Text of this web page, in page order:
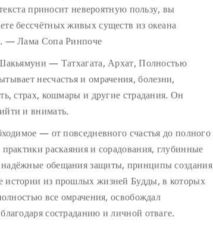
приносит невероятную пользу, вы
бессчётных живых существ из океана
— Лама Сопа Ринпоче
— Татхагата, Архат, Полностью
несчастья и омрачения, болезни,
страх, кошмары и другие страдания. Он
и внимать.
— от повседневного счастья до полного
раскаяния и сорадования, глубинные
обещания защиты, принципы создания
истории из прошлых жизней Будды, в которых
все омрачения, освобождал
состраданию и личной отваге.